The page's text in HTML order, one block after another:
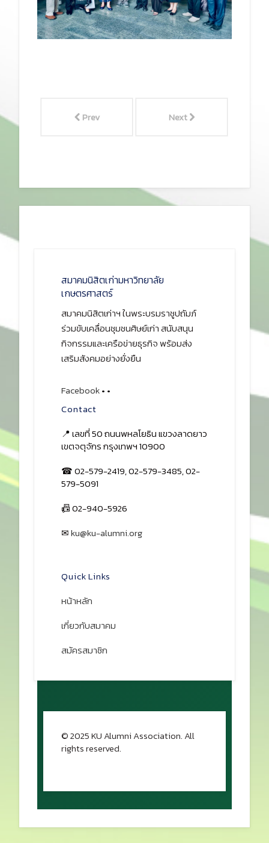
สมาคมนิสิตเก่ามหาวิทยาลัย
เกษตรศาสตร์
สมาคมนิสิตเก่าฯ ในพระบรมราชูปถัมภ์
ร่วมขับเคลื่อนชุมชนศิษย์เก่า สนับสนุน
เสริมสังคมอย่างยั่งยืน
Facebook••
579-5091
📠 02-940-5926
✉ku@ku-alumni.org
เกี่ยวกับสมาคม